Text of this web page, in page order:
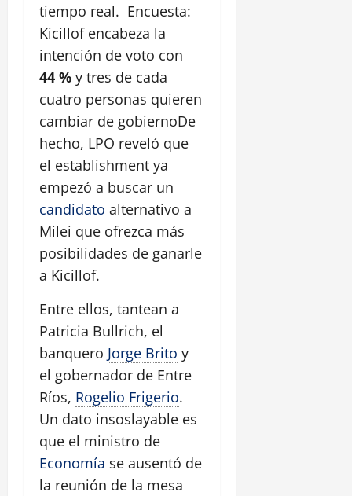
tiempo real. Encuesta:
Kicillof encabeza la
intención de voto con
44 % y tres de cada
cuatro personas quieren
cambiar de gobiernoDe
hecho, LPO reveló que
el establishment ya
empezó a buscar un
candidato alternativo a
Milei que ofrezca más
posibilidades de ganarle
a Kicillof.
Entre ellos, tantean a
Patricia Bullrich, el
banquero Jorge Brito y
el gobernador de Entre
Ríos, Rogelio Frigerio.
Un dato insoslayable es
que el ministro de
Economía se ausentó de
la reunión de la mesa